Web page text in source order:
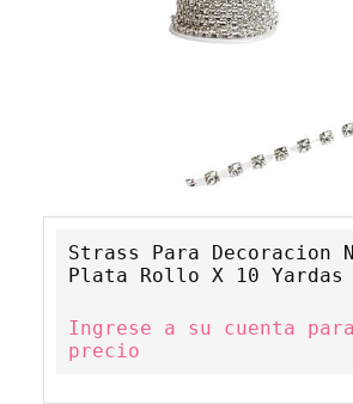
Strass Para Decoracion
Plata Rollo X 10 Yardas
Ingrese a su cuenta
precio